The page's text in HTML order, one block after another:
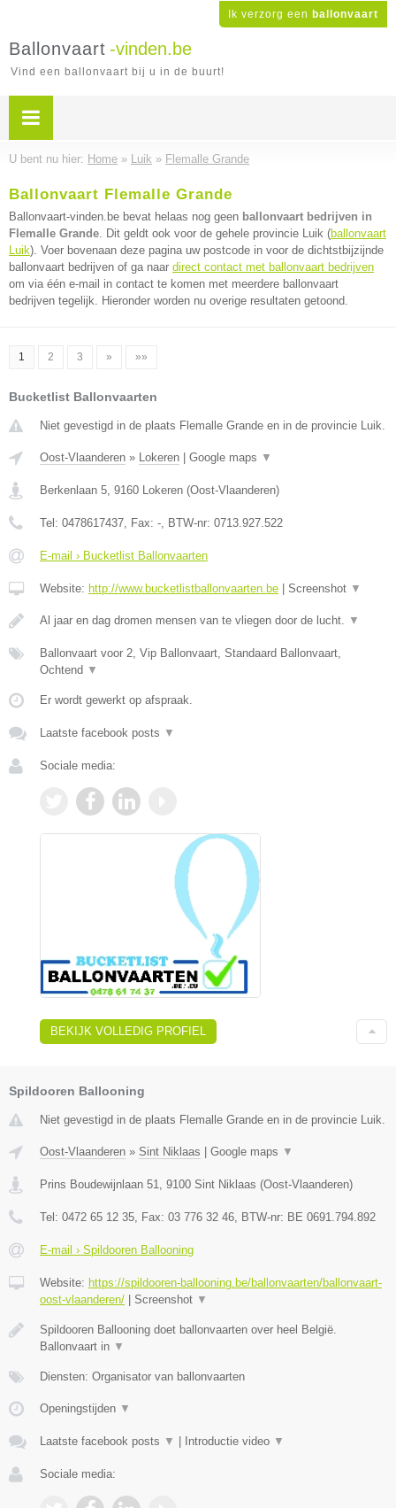
Ik verzorg een ballonvaart
Ballonvaart -vinden.be
Vind een ballonvaart bij u in de buurt!
U bent nu hier: Home » Luik » Flemalle Grande
Ballonvaart Flemalle Grande
Ballonvaart-vinden.be bevat helaas nog geen ballonvaart bedrijven in
Flemalle Grande. Dit geldt ook voor de gehele provincie Luik (ballonvaart
Luik). Voer bovenaan deze pagina uw postcode in voor de dichtstbijzijnde
ballonvaart bedrijven of ga naar direct contact met ballonvaart bedrijven
om via één e-mail in contact te komen met meerdere ballonvaart
bedrijven tegelijk. Hieronder worden nu overige resultaten getoond.
1 2 3 » »»
Bucketlist Ballonvaarten
Niet gevestigd in de plaats Flemalle Grande en in de provincie Luik.
Oost-Vlaanderen » Lokeren Google maps ▼
Berkenlaan 5, 9160 Lokeren (Oost-Vlaanderen)
Tel: 0478617437, Fax: -, BTW-nr: 0713.927.522
E-mail › Bucketlist Ballonvaarten
Website: http://www.bucketlistballonvaarten.be Screenshot ▼
Al jaar en dag dromen mensen van te vliegen door de lucht. ▼
Ballonvaart voor 2, Vip Ballonvaart, Standaard Ballonvaart,
Ochtend ▼
Er wordt gewerkt op afspraak.
Laatste facebook posts ▼
Sociale media:
BEKIJK VOLLEDIG PROFIEL
Spildooren Ballooning
Niet gevestigd in de plaats Flemalle Grande en in de provincie Luik.
Oost-Vlaanderen » Sint Niklaas | Google maps ▼
Prins Boudewijnlaan 51 9100 Sint Niklaas (Oost-Vlaanderen)
Tel: 0472 65 12 35 , Fax: 03 776 32 46 , BTW-nr: BE 0691.794.892
E-mail › Spildooren Ballooning
Website: https://spildooren-ballooning.be/ballonvaarten/ballonvaart-
oost-vlaanderen/ | Screenshot ▼
Spildooren Ballooning doet ballonvaarten over heel België.
Ballonvaart in ▼
Diensten: Organisator van ballonvaarten
Openingstijden ▼
Laatste facebook posts ▼ | Introductie video ▼
Sociale media: